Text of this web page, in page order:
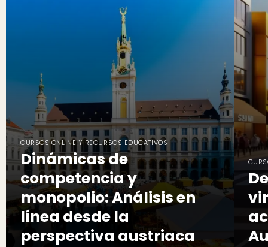
CURSOS ONLINE Y RECURSOS EDUCATIVOS
Dinámicas de
competencia y
monopolio: Análisis en
línea desde la
perspectiva austriaca